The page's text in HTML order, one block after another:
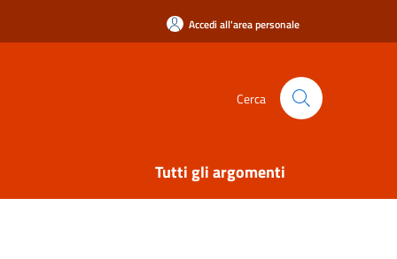
Accedi all'area personale
Cerca
Tutti gli argomenti